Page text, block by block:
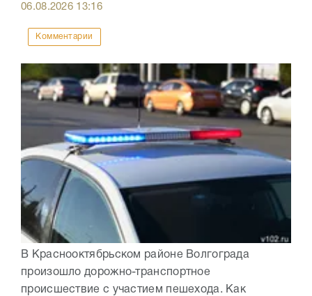
06.08.2026 13:16
Комментарии
В Краснооктябрьском районе Волгограда
произошло дорожно-транспортное
происшествие с участием пешехода. Как